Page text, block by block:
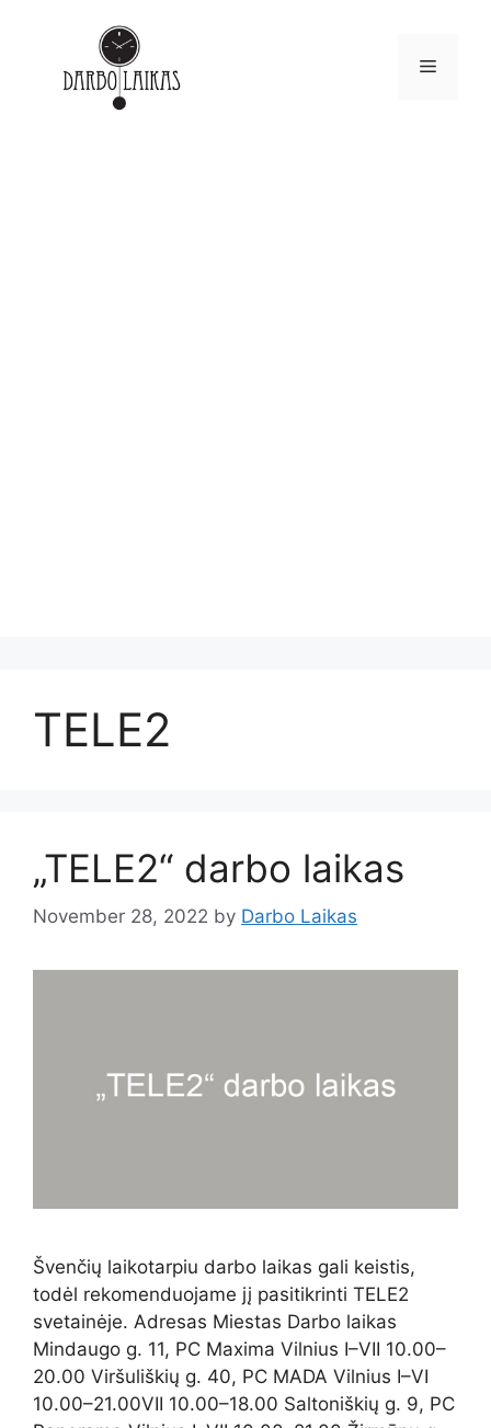
TELE2
„TELE2“ darbo laikas
November 28, 2022 by Darbo Laikas
Švenčių laikotarpiu darbo laikas gali keistis,
todėl rekomenduojame jį pasitikrinti TELE2
svetainėje. Adresas Miestas Darbo laikas
Mindaugo g. 11, PC Maxima Vilnius I–VII 10.00–
20.00 Viršuliškių g. 40, PC MADA Vilnius I–VI
10.00–21.00VII 10.00–18.00 Saltoniškių g. 9, PC